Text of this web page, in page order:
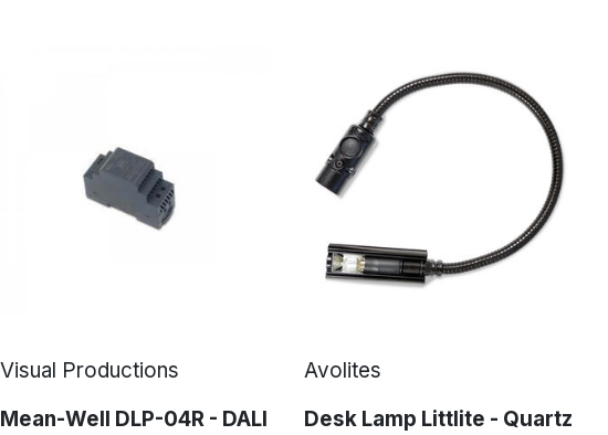
Visual Productions
Mean-Well DLP-04R - DALI
Avolites
Desk Lamp Littlite - Quartz